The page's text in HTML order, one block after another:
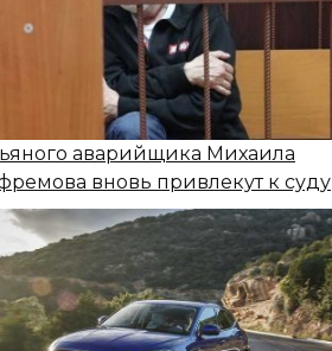
аварийщика Михаила
вновь привлекут к суду